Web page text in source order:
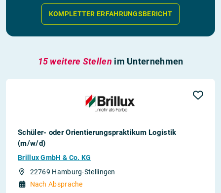
KOMPLETTER ERFAHRUNGSBERICHT
15 weitere Stellen im Unternehmen
Schüler- oder Orientierungspraktikum Logistik
(m/w/d)
Brillux GmbH & Co. KG
22769 Hamburg-Stellingen
Nach Absprache